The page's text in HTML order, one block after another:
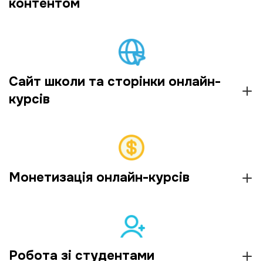
контентом
Сайт школи та сторінки онлайн-
курсів
Монетизація онлайн-курсів
Робота зі студентами